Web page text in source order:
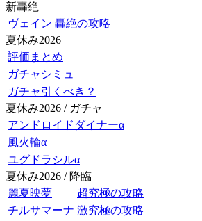
新轟絶
ヴェイン 轟絶の攻略
夏休み2026
評価まとめ
ガチャシミュ
ガチャ引くべき？
夏休み2026 / ガチャ
アンドロイドダイナーα
風火輪α
ユグドラシルα
夏休み2026 / 降臨
麗夏映夢
超究極の攻略
チルサマーナ 激究極の攻略